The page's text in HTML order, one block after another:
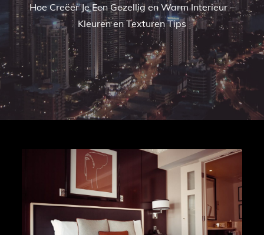
Hoe Creëer Je Een Gezellig en Warm Interieur –
Kleuren en Texturen Tips